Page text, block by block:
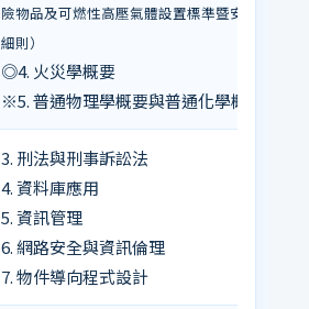
險物品及可燃性高壓氣體設置標準暨安全管理
細則）
◎4. 火災學概要
※5. 普通物理學概要與普通化學概要
3. 刑法與刑事訴訟法
4. 資料庫應用
5. 資訊管理
6. 網路安全與資訊倫理
7. 物件導向程式設計